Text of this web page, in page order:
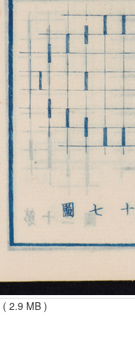
( 2.9 MB )